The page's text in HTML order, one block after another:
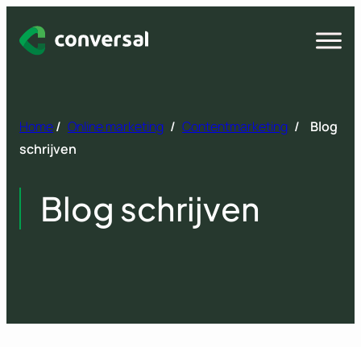
naar
Open
Home/ Online marketing / Contentmarketing /
Blog
schrijven
Blog schrijven